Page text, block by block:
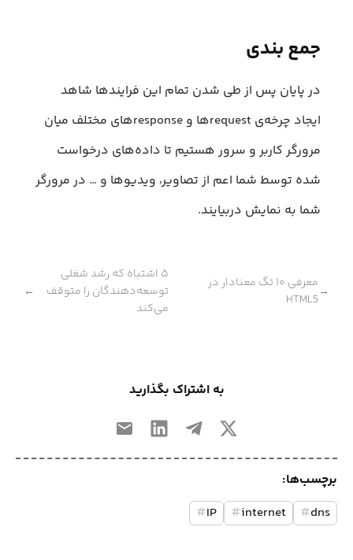
جمع بندی
در پایان پس از طی شدن تمام این فرایند‌ها شاهد
ایجاد چرخه‌ی requestها و responseهای مختلف میان
مرورگر کاربر و سرور هستیم تا داده‌های درخواست
شده توسط شما اعم‌ از تصاویر، ویدیوها و … در مرورگر
شما به نمایش دربیایند.
→
معرفی ۱۰ تگ معنادار در
HTML5
۵ اشتباه که رشد شغلی
توسعه‌دهندگان را متوقف
می‌کند
←
به اشتراک بگذارید
برچسب‌ها:
dns
#
internet
#
IP
#